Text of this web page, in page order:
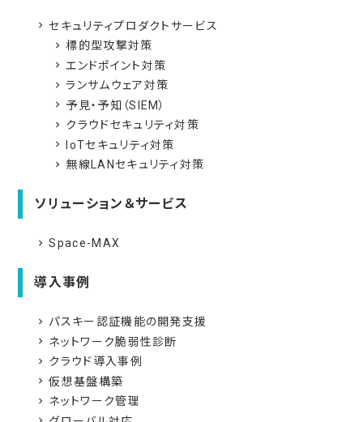
navigate_next セキュリティプロダクトサービス
navigate_next 標的型攻撃対策
navigate_next エンドポイント対策
navigate_next ランサムウェア対策
navigate_next 予見・予知（SIEM）
navigate_next クラウドセキュリティ対策
navigate_next IoTセキュリティ対策
navigate_next 無線LANセキュリティ対策
ソリューション＆サービス
navigate_next Space-MAX
導入事例
navigate_next パスキー認証機能の開発支援
navigate_next ネットワーク脆弱性診断
navigate_next クラウド導入事例
navigate_next 仮想基盤構築
navigate_next ネットワーク管理